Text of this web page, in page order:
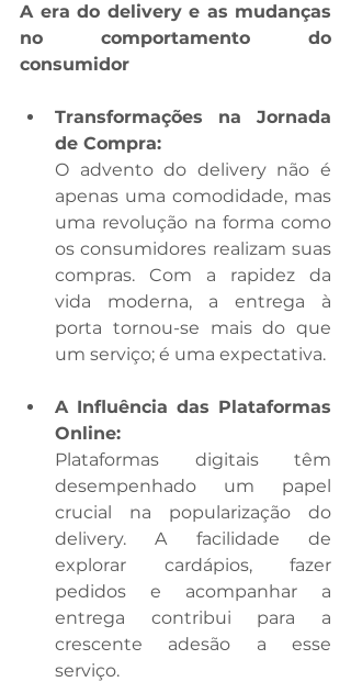
A era do delivery e as mudanças
no comportamento do
consumidor
Transformações na Jornada
de Compra:
O advento do delivery não é
apenas uma comodidade, mas
uma revolução na forma como
os consumidores realizam suas
compras. Com a rapidez da
vida moderna, a entrega à
porta tornou-se mais do que
um serviço; é uma expectativa.
A Influência das Plataformas
Online:
Plataformas digitais têm
desempenhado um papel
crucial na popularização do
delivery. A facilidade de
explorar cardápios, fazer
pedidos e acompanhar a
entrega contribui para a
crescente adesão a esse
serviço.